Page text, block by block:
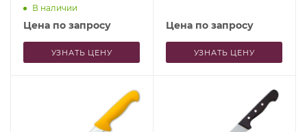
В наличии
Цена по запросу
УЗНАТЬ ЦЕНУ
Цена по запросу
УЗНАТЬ ЦЕНУ